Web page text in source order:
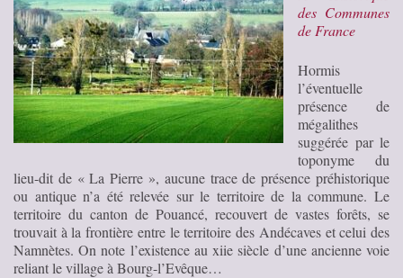
des Communes
de France
Hormis
l’éventuelle
présence de
mégalithes
suggérée par le
toponyme du
lieu-dit de « La Pierre », aucune trace de présence préhistorique
ou antique n’a été relevée sur le territoire de la commune. Le
territoire du canton de Pouancé, recouvert de vastes forêts, se
trouvait à la frontière entre le territoire des Andécaves et celui des
Namnètes. On note l’existence au xiie siècle d’une ancienne voie
reliant le village à Bourg-l’Evêque…